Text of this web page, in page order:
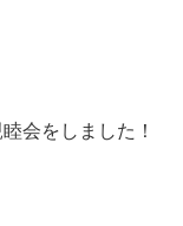
会をしました！